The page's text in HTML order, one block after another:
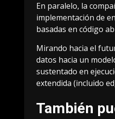
En paralelo, la
implementación de
basadas en código
Mirando hacia el
datos hacia un
sustentado en
extendida (incluido
También